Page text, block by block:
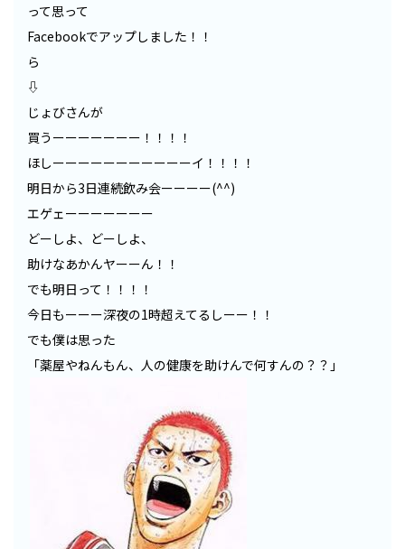
って思って
Facebookでアップしました！！
ら
⇩
じょびさんが
買うーーーーーーー！！！！
ほしーーーーーーーーーーーイ！！！！
明日から3日連続飲み会ーーーー(^^)
エゲェーーーーーーー
どーしよ、どーしよ、
助けなあかんヤーーん！！
でも明日って！！！！
今日もーーー深夜の1時超えてるしーー！！
でも僕は思った
「薬屋やねんもん、人の健康を助けんで何すんの？？」